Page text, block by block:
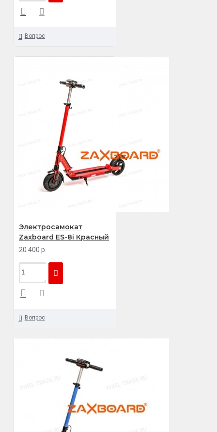
Вопрос
Электросамокат
Zaxboard ES-8i Красный
20 400 р.
Вопрос